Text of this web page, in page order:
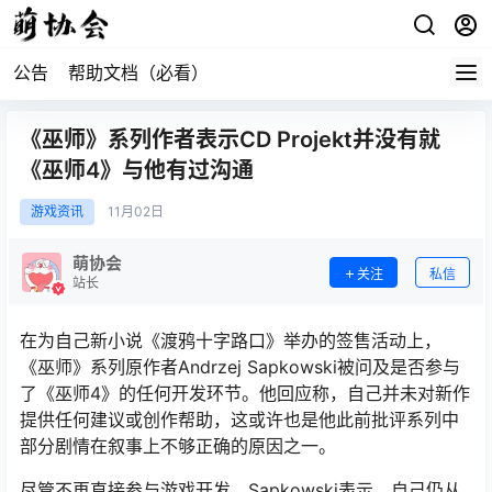
公告 帮助文档（必看）
《巫师》系列作者表示CD Projekt并没有就
《巫师4》与他有过沟通
游戏资讯 11月 02日
萌协会
站长
关注 私信
在为自己新小说《渡鸦十字路口》举办的签售活动上，
《巫师》系列原作者Andrzej Sapkowski被问及是否参与
了《巫师4》的任何开发环节。他回应称，自己并未对新作
提供任何建议或创作帮助，这或许也是他此前批评系列中
部分剧情在叙事上不够正确的原因之一。